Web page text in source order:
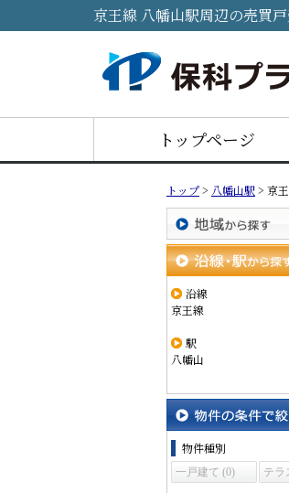
京王線 八幡山駅周辺の売買
トップページ
トップ> 八幡山駅> 京
地域から探す
沿線・駅から探す
沿線
京王線
駅
八幡山
物件の条件で絞り
物件種別
一戸建て (0)
テラ